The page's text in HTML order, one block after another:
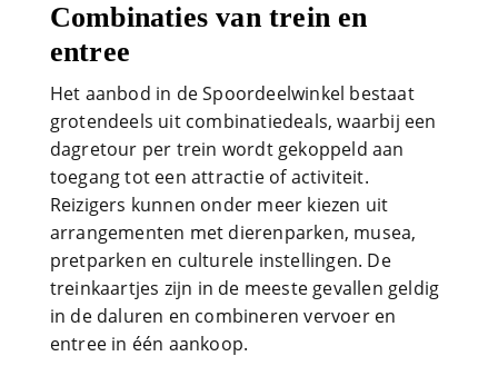
Combinaties van trein en
entree
Het aanbod in de Spoordeelwinkel bestaat
grotendeels uit combinatiedeals, waarbij een
dagretour per trein wordt gekoppeld aan
toegang tot een attractie of activiteit.
Reizigers kunnen onder meer kiezen uit
arrangementen met dierenparken, musea,
pretparken en culturele instellingen. De
treinkaartjes zijn in de meeste gevallen geldig
in de daluren en combineren vervoer en
entree in één aankoop.